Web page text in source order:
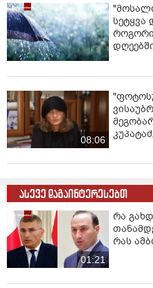
სეტყვა
როგორი
08:06
ასევე დაგაინტერესებთ
01:21
რა
რას